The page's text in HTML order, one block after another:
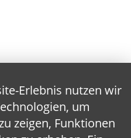
Erlebnis nutzen wir
um
zeigen, Funktionen